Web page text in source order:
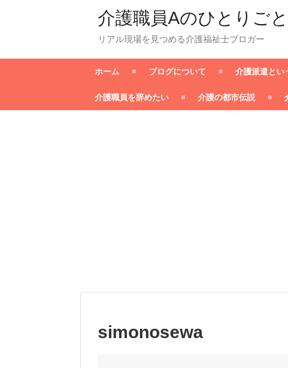
介護職員Aのひとりごと
リアル現場を見つめる介護福祉士ブロガー
ホーム ブログについて 介護派遣とい
介護職員を辞めたい 介護の都市伝説
simonosewa